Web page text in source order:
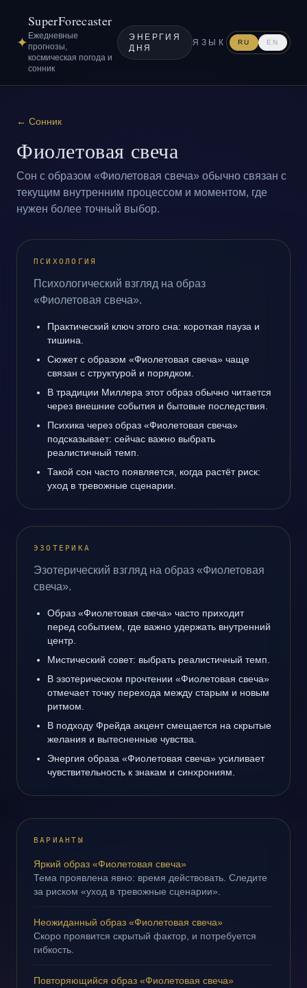
✦
SuperForecaster
Ежедневные
прогнозы,
космическая погода и
сонник
ЭНЕРГИЯ
ДНЯ
ЯЗЫК RU EN
← Сонник
Фиолетовая свеча
Сон с образом «Фиолетовая свеча» обычно связан с
текущим внутренним процессом и моментом, где
нужен более точный выбор.
ПСИХОЛОГИЯ
Психологический взгляд на образ
«Фиолетовая свеча».
Практический ключ этого сна: короткая пауза и
тишина.
Сюжет с образом «Фиолетовая свеча» чаще
связан с структурой и порядком.
В традиции Миллера этот образ обычно читается
через внешние события и бытовые последствия.
Психика через образ «Фиолетовая свеча»
подсказывает: сейчас важно выбрать
реалистичный темп.
Такой сон часто появляется, когда растёт риск:
уход в тревожные сценарии.
ЭЗОТЕРИКА
Эзотерический взгляд на образ «Фиолетовая
свеча».
Образ «Фиолетовая свеча» часто приходит
перед событием, где важно удержать внутренний
центр.
Мистический совет: выбрать реалистичный темп.
В эзотерическом прочтении «Фиолетовая свеча»
отмечает точку перехода между старым и новым
ритмом.
В подходу Фрейда акцент смещается на скрытые
желания и вытесненные чувства.
Энергия образа «Фиолетовая свеча» усиливает
чувствительность к знакам и синхрониям.
ВАРИАНТЫ
Яркий образ «Фиолетовая свеча»
Тема проявлена явно: время действовать. Следите
за риском «уход в тревожные сценарии».
Неожиданный образ «Фиолетовая свеча»
Скоро проявится скрытый фактор, и потребуется
гибкость.
Повторяющийся образ «Фиолетовая свеча»